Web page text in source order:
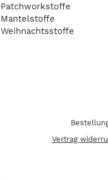
Patchworkstoffe
Mantelstoffe
Weihnachtsstoffe
Vertrag